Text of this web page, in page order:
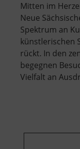
Mitten im
Neue
Spektrum an
künstlerischen
rückt. In den
begegnen
Vielfalt an